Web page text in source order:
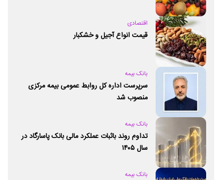
اقتصادی
قیمت انواع آجیل و خشکبار
بانک بیمه
سرپرست اداره کل روابط عمومی بیمه مرکزی
منصوب شد
بانک بیمه
تداوم روند باثبات عملکرد مالی بانک پاسارگاد در
سال ۱۴۰۵
بانک بیمه